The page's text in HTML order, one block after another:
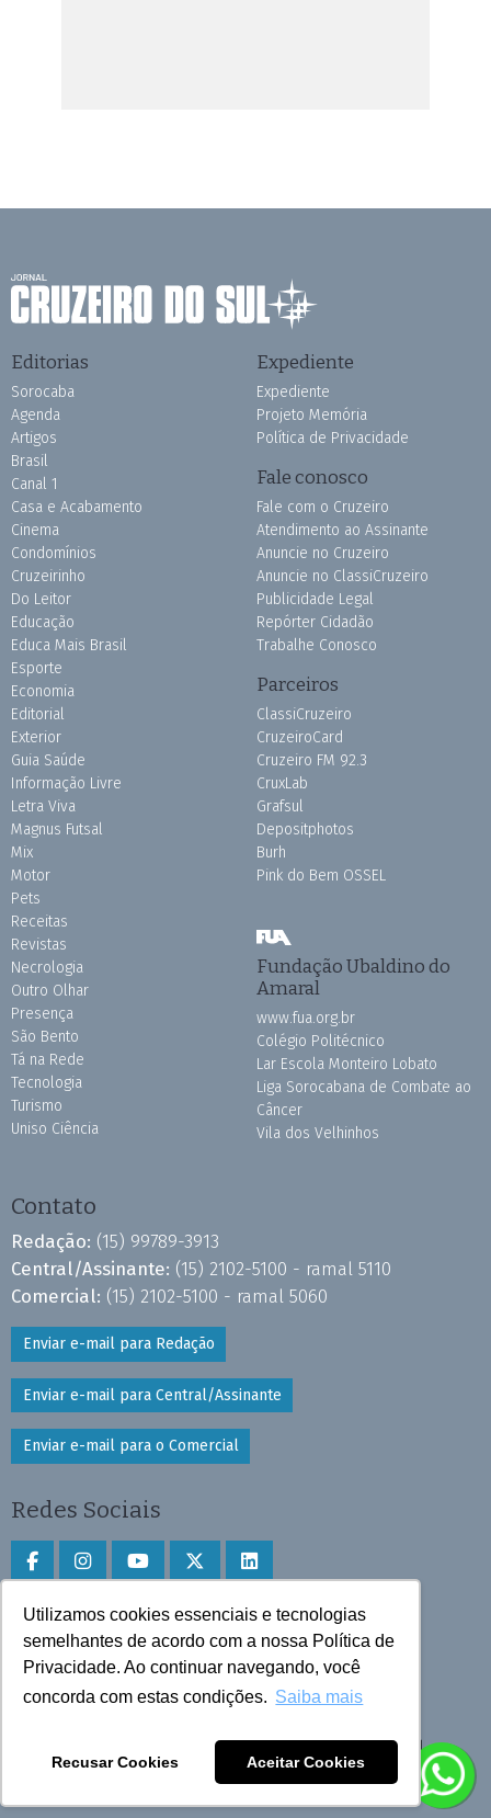
Utilizamos cookies essenciais e tecnologias
semelhantes de acordo com a nossa Política de
Privacidade. Ao continuar navegando, você
concorda com estas condições. Saiba mais
Recusar Cookies Aceitar Cookies
Editorias
Sorocaba
Agenda
Artigos
Brasil
Canal 1
Casa e Acabamento
Cinema
Condomínios
Cruzeirinho
Do Leitor
Educação
Educa Mais Brasil
Esporte
Economia
Editorial
Exterior
Guia Saúde
Informação Livre
Letra Viva
Magnus Futsal
Mix
Motor
Pets
Receitas
Revistas
Necrologia
Outro Olhar
Presença
São Bento
Tá na Rede
Tecnologia
Turismo
Uniso Ciência
Expediente
Expediente
Projeto Memória
Política de Privacidade
Fale conosco
Fale com o Cruzeiro
Atendimento ao Assinante
Anuncie no Cruzeiro
Anuncie no ClassiCruzeiro
Publicidade Legal
Repórter Cidadão
Trabalhe Conosco
Parceiros
ClassiCruzeiro
CruzeiroCard
Cruzeiro FM 92.3
CruxLab
Grafsul
Depositphotos
Burh
Pink do Bem OSSEL
Fundação Ubaldino do
Amaral
www.fua.org.br
Colégio Politécnico
Lar Escola Monteiro Lobato
Liga Sorocabana de Combate ao
Câncer
Vila dos Velhinhos
Contato
Redação: (15) 99789-3913
Central/Assinante: (15) 2102-5100 - ramal 5110
Comercial: (15) 2102-5100 - ramal 5060
Enviar e-mail para Redação
Enviar e-mail para Central/Assinante
Enviar e-mail para o Comercial
Redes Sociais
Faça download do aplicativo
Play Store e App Store
Todos os direitos reservados © 2025 Cruzeiro do Sul